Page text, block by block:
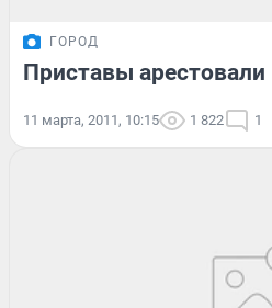
ГОРОД
Приставы арестовали
11 марта, 2011, 10:15 1 822 1